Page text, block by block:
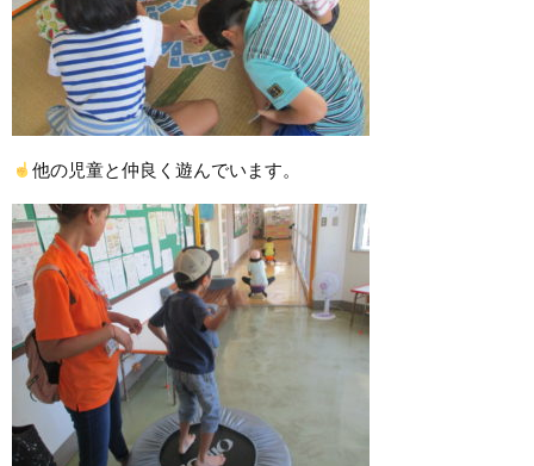
他の児童と仲良く遊んでいます。